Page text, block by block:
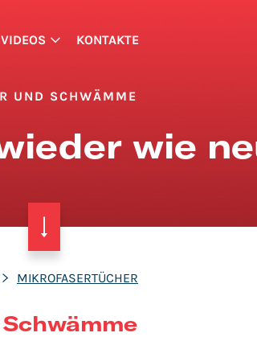
VIDEOS KONTAKTE
UND SCHWÄMME
wie
MIKROFASERTÜCHER